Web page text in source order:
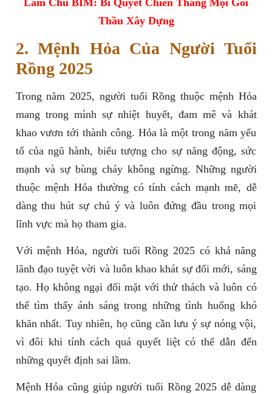
Làm Chủ BIM: Bí Quyết Chiến Thắng Mọi Gói
Thầu Xây Dựng
2. Mệnh Hỏa Của Người Tuổi
Rồng 2025
Trong năm 2025, người tuổi Rồng thuộc mệnh Hỏa
mang trong mình sự nhiệt huyết, đam mê và khát
khao vươn tới thành công. Hỏa là một trong năm yếu
tố của ngũ hành, biểu tượng cho sự năng động, sức
mạnh và sự bùng cháy không ngừng. Những người
thuộc mệnh Hỏa thường có tính cách mạnh mẽ, dễ
dàng thu hút sự chú ý và luôn đứng đầu trong mọi
lĩnh vực mà họ tham gia.
Với mệnh Hỏa, người tuổi Rồng 2025 có khả năng
lãnh đạo tuyệt vời và luôn khao khát sự đổi mới, sáng
tạo. Họ không ngại đối mặt với thử thách và luôn có
thể tìm thấy ánh sáng trong những tình huống khó
khăn nhất. Tuy nhiên, họ cũng cần lưu ý sự nóng vội,
vì đôi khi tính cách quá quyết liệt có thể dẫn đến
những quyết định sai lầm.
Mệnh Hỏa cũng giúp người tuổi Rồng 2025 dễ dàng